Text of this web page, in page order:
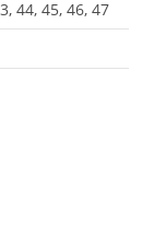
44, 45, 46, 47